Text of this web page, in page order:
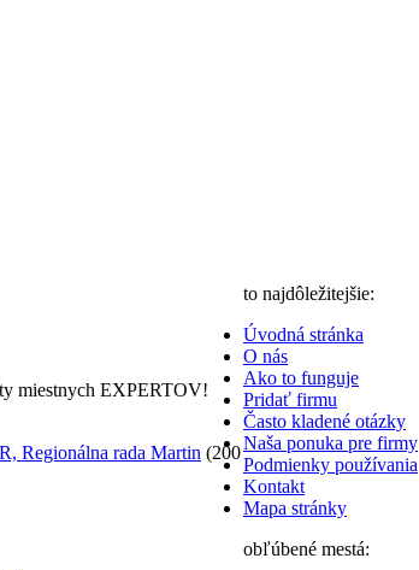
miestnych EXPERTOV!
Regionálna rada Martin (200
to najdôležitejšie:
Úvodná stránka
O nás
Ako to funguje
Pridať firmu
Často kladené otázky
Naša ponuka pre firmy
Podmienky používania
Kontakt
Mapa stránky
obľúbené mestá: